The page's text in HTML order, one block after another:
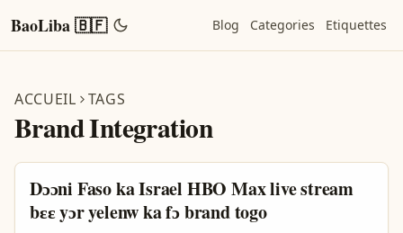
BaoLiba 🇧🇫 Blog Categories Etiquettes
ACCUEIL TAGS
Brand Integration
Dɔɔni Faso ka Israel HBO Max live stream
bɛɛ yɔr yelenw ka fɔ brand togo